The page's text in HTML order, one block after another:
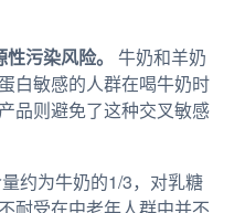
污染风险。 牛奶和羊奶
白敏感的人群在喝牛奶时
品则避免了这种交叉敏感
约为牛奶的1/3，对乳糖